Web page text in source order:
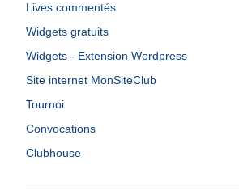
Lives commentés
Widgets gratuits
Widgets - Extension Wordpress
Site internet MonSiteClub
Tournoi
Convocations
Clubhouse